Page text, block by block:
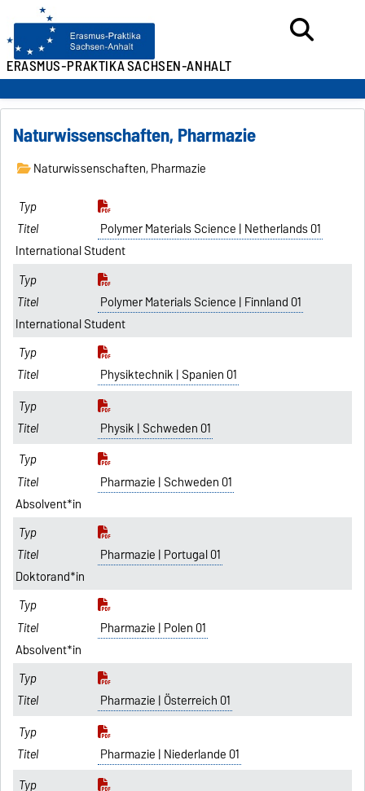
ERASMUS-PRAKTIKASACHSEN-ANHALT
Naturwissenschaften, Pharmazie
Naturwissenschaften, Pharmazie
Polymer Materials Science | Netherlands 01
International Student
Polymer Materials Science | Finnland 01
International Student
Physiktechnik | Spanien 01
Physik | Schweden 01
Pharmazie | Schweden 01
Absolvent*in
Pharmazie | Portugal 01
Doktorand*in
Pharmazie | Polen 01
Absolvent*in
Pharmazie | Österreich 01
Pharmazie | Niederlande 01